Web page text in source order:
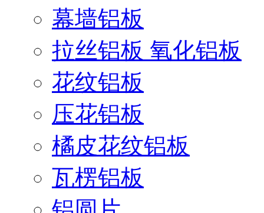
幕墙铝板
拉丝铝板 氧化铝板
花纹铝板
压花铝板
橘皮花纹铝板
瓦楞铝板